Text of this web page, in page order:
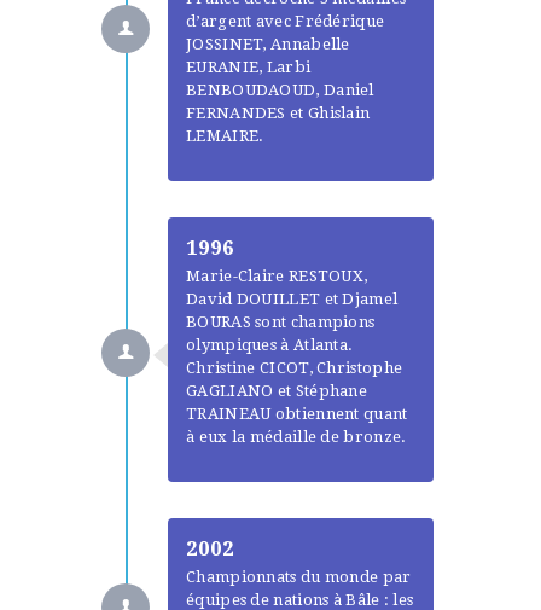
d’argent avec Frédérique
JOSSINET, Annabelle
EURANIE, Larbi
BENBOUDAOUD, Daniel
FERNANDES et Ghislain
LEMAIRE.
1996
Marie-Claire RESTOUX,
David DOUILLET et Djamel
BOURAS sont champions
olympiques à Atlanta.
Christine CICOT, Christophe
GAGLIANO et Stéphane
TRAINEAU obtiennent quant
à eux la médaille de bronze.
2002
Championnats du monde par
équipes de nations à Bâle : les